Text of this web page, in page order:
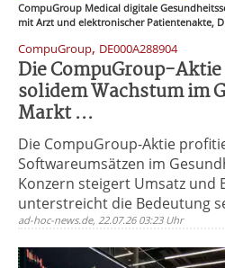
CompuGroup Medical digitale
mit Arzt und elektronischer Patientenakte,
CompuGroup, DE000A288904
Die CompuGroup-
solidem Wachstum im
Markt ...
Die CompuGroup-Aktie
Softwareumsätzen im
Konzern steigert Umsatz und
unterstreicht die Bedeutung
ad-hoc-news.de, 22.07.26 03:23 Uhr